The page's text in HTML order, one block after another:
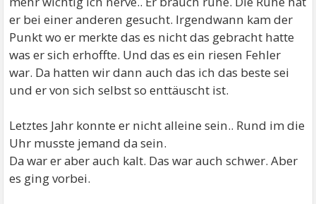
er bei einer anderen gesucht. Irgendwann kam der
Punkt wo er merkte das es nicht das gebracht hatte
was er sich erhoffte. Und das es ein riesen Fehler
war. Da hatten wir dann auch das ich das beste sei
und er von sich selbst so enttäuscht ist.
Letztes Jahr konnte er nicht alleine sein.. Rund im die
Uhr musste jemand da sein.
Da war er aber auch kalt. Das war auch schwer. Aber
es ging vorbei.